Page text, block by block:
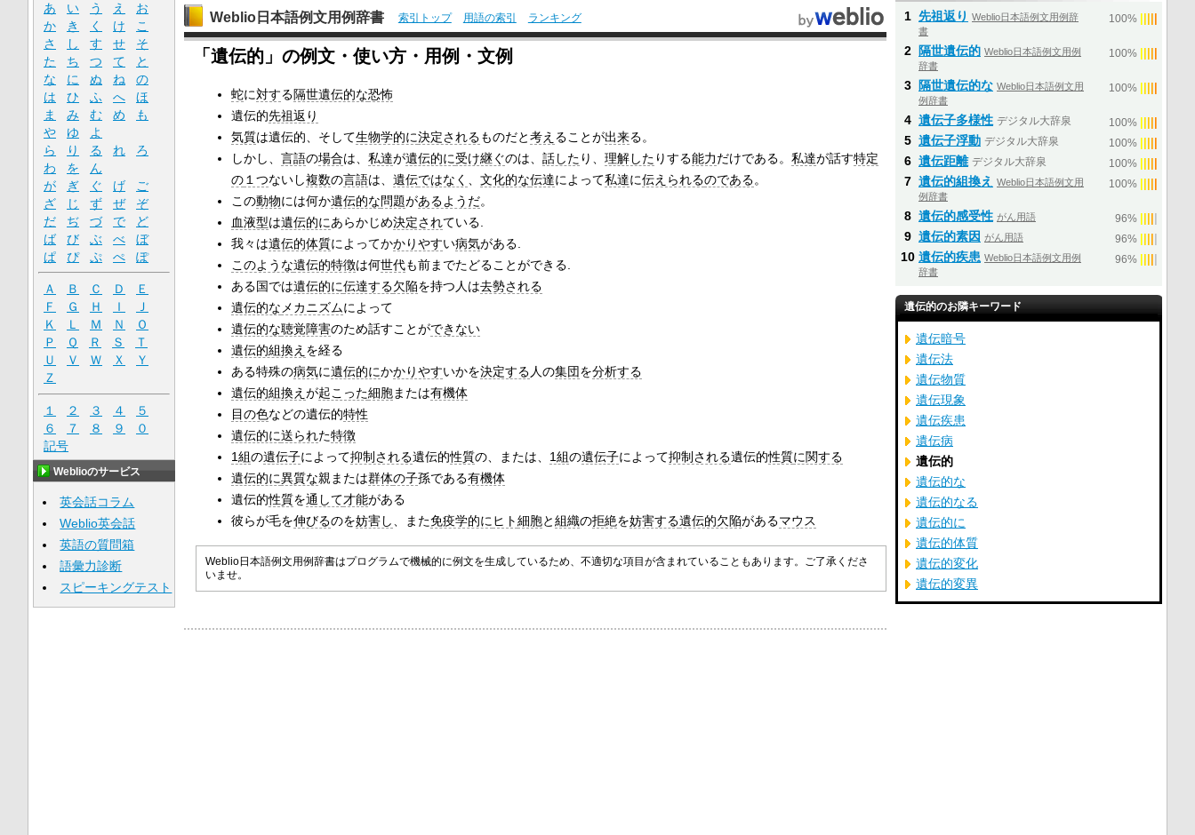
Weblio日本語例文用例辞書 索引トップ 用語の索引 ランキング
「遺伝的」の例文・使い方・用例・文例
蛇に対する隔世遺伝的な恐怖
遺伝的先祖返り
気質は遺伝的、そして生物学的に決定されるものだと考え ることが出来る。
しかし、 言語の場合は、 私達が遺伝的に受け継ぐのは、 話した り、 理解した りする能力だけである。 私達が話す特定
の１つないし複数の言語は、 遺伝ではなく 、 文化的な伝達によって私達に伝えられるのである。
この動物には何か遺伝的な問題があるようだ。
血液型は遺伝的にあらかじめ決定されている.
我々は遺伝的体質によってかかりやすい病気がある.
このような遺伝的特徴は何世代も前までたどることができる.
ある国では遺伝的に伝達する欠陥を持つ人は去勢される
遺伝的なメカニズムによって
遺伝的な聴覚障害のため話すことができない
遺伝的組換え を経る
ある特殊の病気に遺伝的にかかりやすいかを決定する人の集団を分析する
遺伝的組換え が起こった細胞または有機体
目の色などの遺伝的特性
遺伝的に送られた特徴
1組の遺伝子によって抑制される遺伝的性質の、または、 1組の遺伝子によって抑制される遺伝的性質に関する
遺伝的に異質な親または群体の子孫である有機体
遺伝的性質を通して才能がある
彼らが毛を伸びるのを妨害し、また免疫学的にヒト細胞と組織の拒絶を妨害する遺伝的欠陥があるマウス
Weblio日本語例文用例辞書はプログラムで機械的に例文を生成しているため、不適切な項目が含まれていることもあります。ご了承くださ
いませ。
あ い う え
お
か
き く け
こ
さ
し す せ
そ
た
ち つ て
と
な
に ぬ ね
の
は
ひ ふ へ
ほ
ま
み む め
も
や
ゆ
よ
ら
り る れ
ろ
わ
を
ん
が
ぎ ぐ げ
ご
ざ
じ ず ぜ
ぞ
だ
ぢ づ で
ど
ば
び ぶ べ
ぼ
ぱ
ぴ ぷ ぺ ぽ
Ａ Ｂ Ｃ Ｄ
Ｅ
Ｆ
Ｇ Ｈ Ｉ
Ｊ
Ｋ
Ｌ Ｍ Ｎ
Ｏ
Ｐ
Ｑ Ｒ Ｓ
Ｔ
Ｕ
Ｖ Ｗ Ｘ
Ｙ
Ｚ
１ ２ ３ ４
５
６
７ ８ ９
０
記号
Weblioのサービス
英会話コラム
Weblio英会話
英語の質問箱
語彙力診断
スピーキングテスト
1 先祖返り Weblio日本語例文用例辞
書
100%
2 隔世遺伝的 Weblio日本語例文用例
辞書
100%
3 隔世遺伝的な Weblio日本語例文用
例辞書
100%
4 遺伝子多様性 デジタル大辞泉 100%
5 遺伝子浮動 デジタル大辞泉 100%
6 遺伝距離 デジタル大辞泉 100%
7 遺伝的組換え
Weblio日本語例文用
例辞書
100%
8 遺伝的感受性 がん用語 96%
9 遺伝的素因 がん用語 96%
10 遺伝的疾患 Weblio日本語例文用例
辞書
96%
遺伝的のお隣キーワード
遺伝暗号
遺伝法
遺伝物質
遺伝現象
遺伝疾患
遺伝病
遺伝的
遺伝的な
遺伝的なる
遺伝的に
遺伝的体質
遺伝的変化
遺伝的変異